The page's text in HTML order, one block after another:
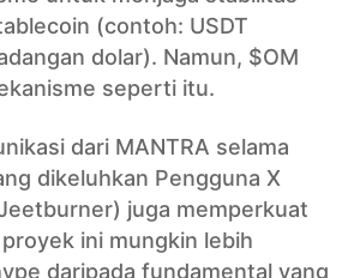
(contoh: USDT
dolar). Namun, $OM
seperti itu.
dari MANTRA selama
dikeluhkan Pengguna X
juga memperkuat
ini mungkin lebih
daripada fundamental yang